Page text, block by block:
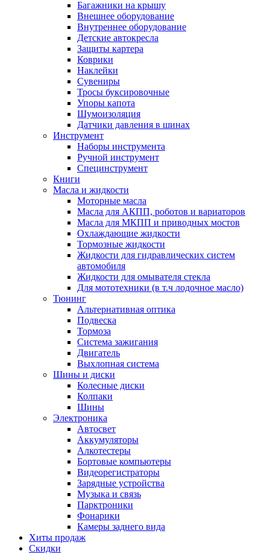
Багажники на крышу
Внешнее оборудование
Внутреннее оборудование
Детские автокресла
Защиты картера
Коврики
Наклейки
Сувениры
Тросы буксировочные
Упоры капота
Шумоизоляция
Датчики давления в шинах
Инструмент
Наборы инструмента
Ручной инструмент
Специнструмент
Книги
Масла и жидкости
Моторные масла
Масла для АКПП, роботов и вариаторов
Масла для МКПП и приводных мостов
Охлаждающие жидкости
Тормозные жидкости
Жидкости для гидравлических систем
автомобиля
Жидкости для омывателя стекла
Для мототехники (в т.ч лодочное масло)
Тюнинг
Альтернативная оптика
Подвеска
Тормоза
Система зажигания
Двигатель
Выхлопная система
Шины и диски
Колесные диски
Колпаки
Шины
Электроника
Автосвет
Аккумуляторы
Алкотестеры
Бортовые компьютеры
Видеорегистраторы
Зарядные устройства
Музыка и связь
Парктроники
Фонарики
Камеры заднего вида
Хиты продаж
Скидки